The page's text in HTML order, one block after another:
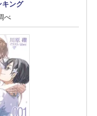
キング
べ